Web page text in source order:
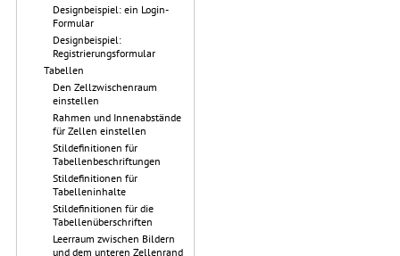
Designbeispiel: ein Login-
Formular
Designbeispiel:
Registrierungsformular
Tabellen
Den Zellzwischenraum
einstellen
Rahmen und Innenabstände
für Zellen einstellen
Stildefinitionen für
Tabellenbeschriftungen
Stildefinitionen für
Tabelleninhalte
Stildefinitionen für die
Tabellenüberschriften
Leerraum zwischen Bildern
und dem unteren Zellenrand